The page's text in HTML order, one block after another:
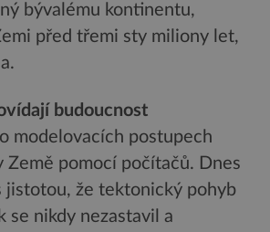
bývalému kontinentu,
před třemi sty miliony let,
budoucnost
modelovacích postupech
Země pomocí počítačů. Dnes
jistotou, že tektonický pohyb
se nikdy nezastavil a